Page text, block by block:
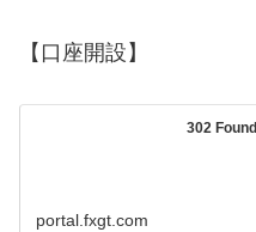
【口座開設】
302 Found
portal.fxgt.com